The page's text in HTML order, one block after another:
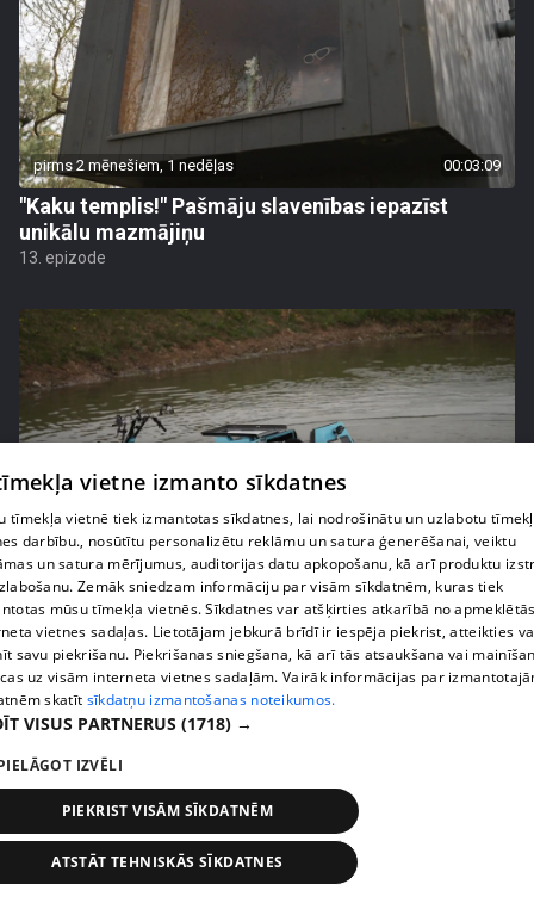
pirms 2 mēnešiem, 1 nedēļas 00:03:09
"Kaku templis!" Pašmāju slavenības iepazīst
unikālu mazmājiņu
13. epizode
pirms 2 mēnešiem, 2 nedēļām 00:04:41
Pašmāju slavenības ļaujas sānslīdēm ar unikālu
transportlīdzekli
13. epizode
vietne izmanto sīkdatnes
tīmekļa vietnē tiek izmantotas sīkdatnes, lai nodrošinātu un uzlabotu
darbību., nosūtītu personalizētu reklāmu un satura ģenerēšanai, veiktu
un satura mērījumus, auditorijas datu apkopošanu, kā arī produktu
Zemāk sniedzam informāciju par visām sīkdatnēm, kuras tiek
mūsu tīmekļa vietnēs. Sīkdatnes var atšķirties atkarībā no
vietnes sadaļas. Lietotājam jebkurā brīdī ir iespēja piekrist, atteikties
savu piekrišanu. Piekrišanas sniegšana, kā arī tās atsaukšana vai
uz visām interneta vietnes sadaļām. Vairāk informācijas par
skatīt sīkdatņu izmantošanas noteikumos.
VISUS PARTNERUS (1718) →
IZVĒLI
PIEKRIST VISĀM SĪKDATNĒM
ATSTĀT TEHNISKĀS SĪKDATNES